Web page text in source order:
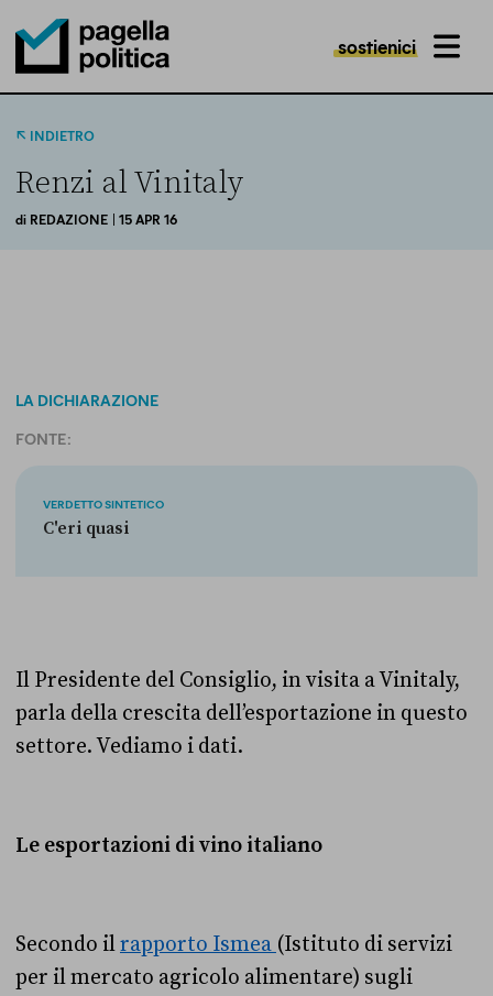
Pagella Politica Logo
sostienici MENU
INDIETRO
Renzi al Vinitaly
di REDAZIONE | 15 APR 16
LA DICHIARAZIONE
FONTE:
VERDETTO SINTETICO
C'eri quasi
Il Presidente del Consiglio, in visita a Vinitaly,
parla della crescita dell’esportazione in questo
settore. Vediamo i dati.
Le esportazioni di vino italiano
Secondo ilrapporto Ismea (Istituto di servizi
per il mercato agricolo alimentare) sugli